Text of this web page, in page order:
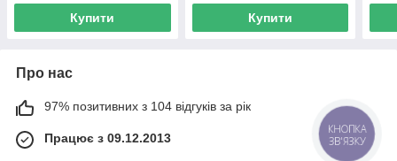
Купити Купити
Про нас
97% позитивних з 104 відгуків за рік
Працює з 09.12.2013
КНОПКА
ЗВ'ЯЗКУ